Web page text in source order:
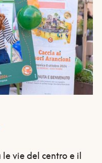
vie del centro e il